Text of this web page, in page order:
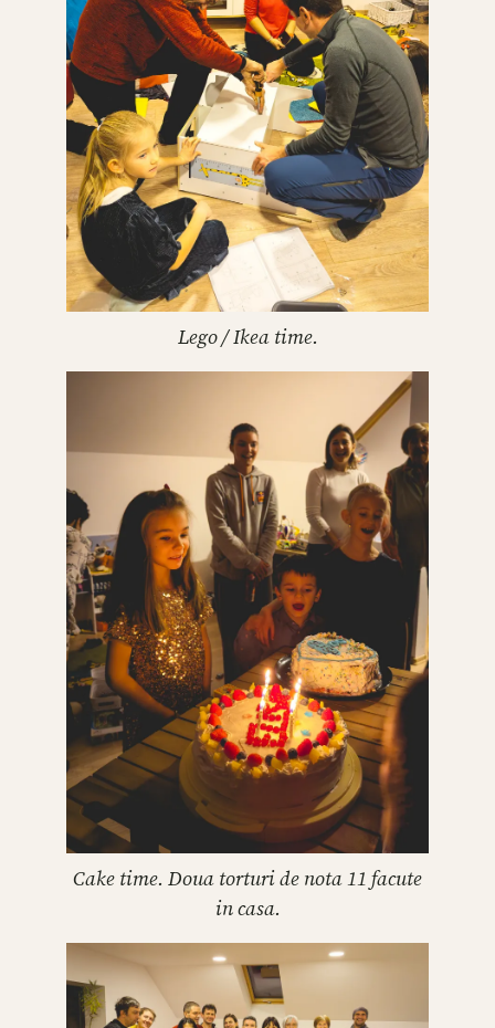
Lego / Ikea time.
Cake time. Doua torturi de nota 11 facute
in casa.